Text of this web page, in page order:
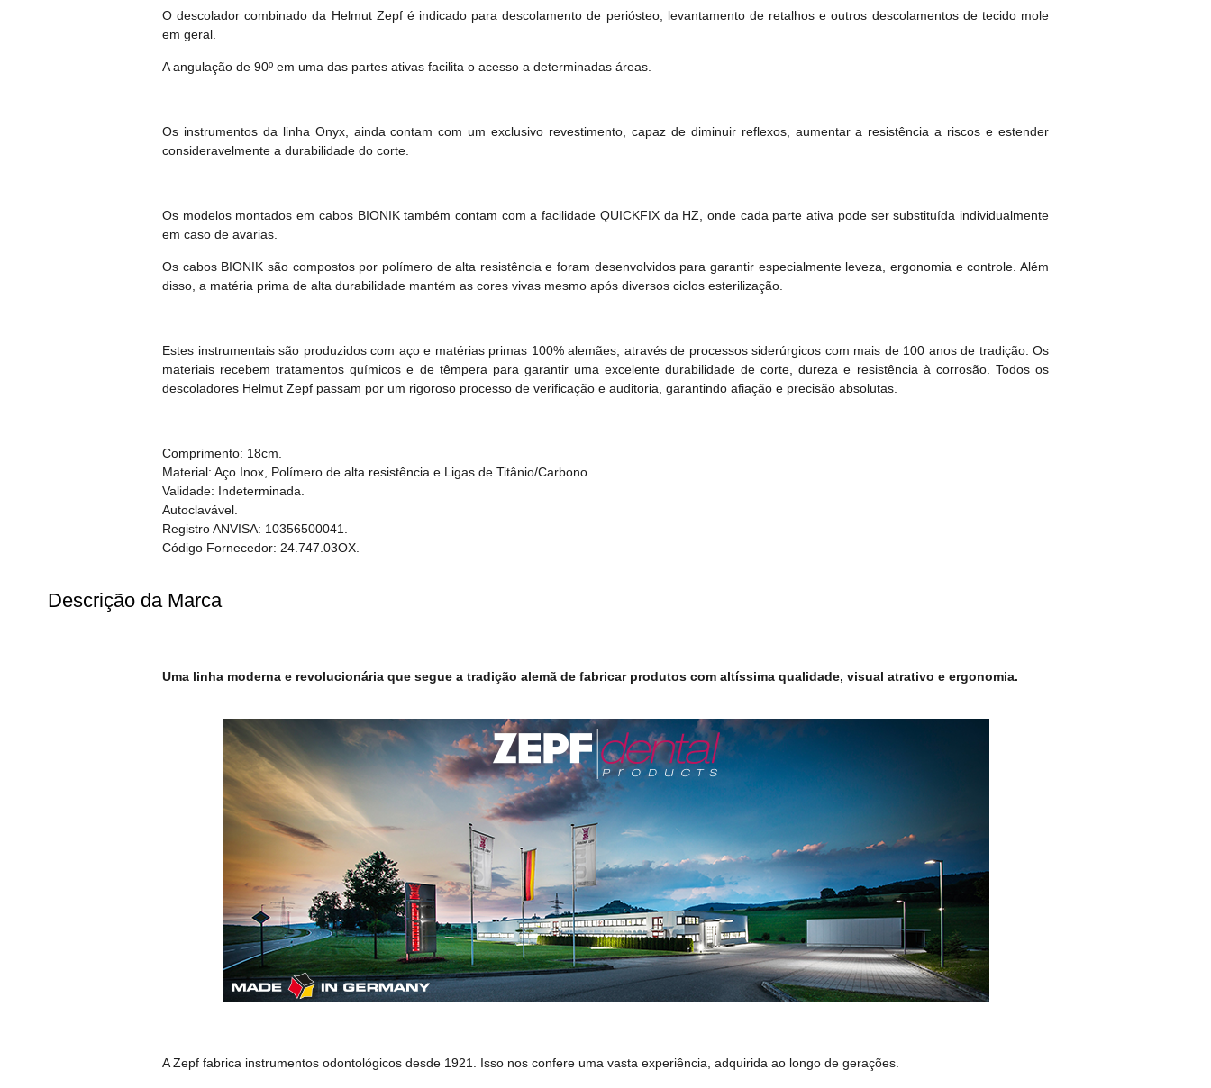
O descolador combinado da Helmut Zepf é indicado para descolamento de periósteo, levantamento de retalhos e outros descolamentos de tecido mole
em geral.
A angulação de 90º em uma das partes ativas facilita o acesso a determinadas áreas.
Os instrumentos da linha Onyx, ainda contam com um exclusivo revestimento, capaz de diminuir reflexos, aumentar a resistência a riscos e estender
consideravelmente a durabilidade do corte.
Os modelos montados em cabos BIONIK também contam com a facilidade QUICKFIX da HZ, onde cada parte ativa pode ser substituída individualmente
em caso de avarias.
Os cabos BIONIK são compostos por polímero de alta resistência e foram desenvolvidos para garantir especialmente leveza, ergonomia e controle. Além
disso, a matéria prima de alta durabilidade mantém as cores vivas mesmo após diversos ciclos esterilização.
Estes instrumentais são produzidos com aço e matérias primas 100% alemães, através de processos siderúrgicos com mais de 100 anos de tradição. Os
materiais recebem tratamentos químicos e de têmpera para garantir uma excelente durabilidade de corte, dureza e resistência à corrosão. Todos os
descoladores Helmut Zepf passam por um rigoroso processo de verificação e auditoria, garantindo afiação e precisão absolutas.
Comprimento: 18cm.
Material: Aço Inox, Polímero de alta resistência e Ligas de Titânio/Carbono.
Validade: Indeterminada.
Autoclavável.
Registro ANVISA: 10356500041.
Código Fornecedor: 24.747.03OX.
Descrição da Marca
Uma linha moderna e revolucionária que segue a tradição alemã de fabricar produtos com altíssima qualidade, visual atrativo e ergonomia.
A Zepf fabrica instrumentos odontológicos desde 1921. Isso nos confere uma vasta experiência, adquirida ao longo de gerações.